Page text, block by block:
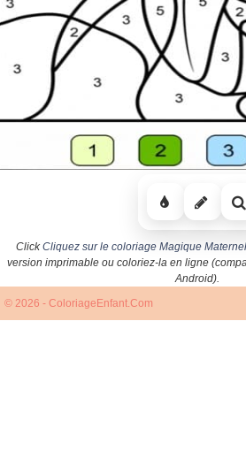
ClickCliquez sur le coloriage Magique
version imprimable ou coloriez-la en ligne
Android).
© 2026 - ColoriageEnfant.Com